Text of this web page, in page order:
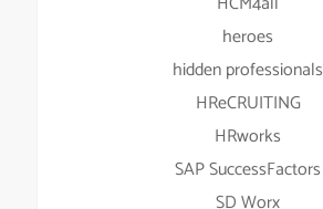
heroes
hidden professionals
HReCRUITING
HRworks
SAP SuccessFactors
SD Worx